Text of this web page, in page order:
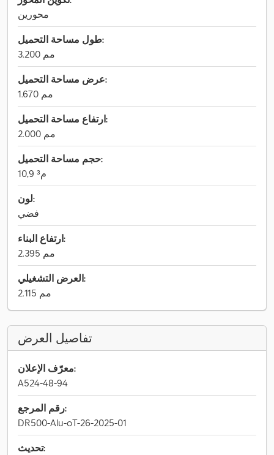
محورين
طول مساحة التحميل:
3.200 مم
عرض مساحة التحميل:
1.670 مم
ارتفاع مساحة التحميل:
2.000 مم
حجم مساحة التحميل:
10,9 م³
لون:
فضي
ارتفاع البناء:
2.395 مم
العرض التشغيلي:
2.115 مم
تفاصيل العرض
معرّف الإعلان:
A524-48-94
رقم المرجع:
DR500-Alu-oT-26-2025-01
تحديث: